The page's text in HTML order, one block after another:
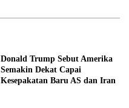
Donald Trump Sebut Amerika
Semakin Dekat Capai
Kesepakatan Baru AS dan Iran